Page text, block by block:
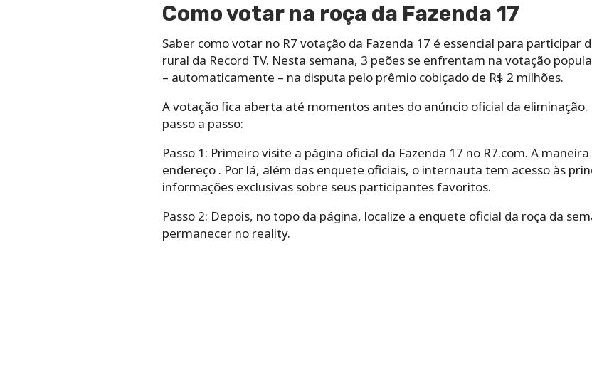
Como votar na roça da Fazenda 17
Saber como votar no R7 votação da Fazenda 17 é essencial para participar
rural da Record TV. Nesta semana, 3 peões se enfrentam na votação
– automaticamente – na disputa pelo prêmio cobiçado de R$ 2 milhões.
A votação fica aberta até momentos antes do anúncio oficial da
passo a passo:
Passo 1: Primeiro visite a página oficial da Fazenda 17 no R7.com. A
endereço . Por lá, além das enquete oficiais, o internauta tem acesso às
informações exclusivas sobre seus participantes favoritos.
Passo 2: Depois, no topo da página, localize a enquete oficial da roça da
permanecer no reality.